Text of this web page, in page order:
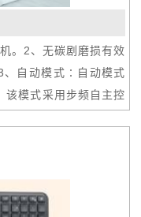
。2、无碳剧磨损有效
、自动模式∶自动模式
该模式采用步频自主控